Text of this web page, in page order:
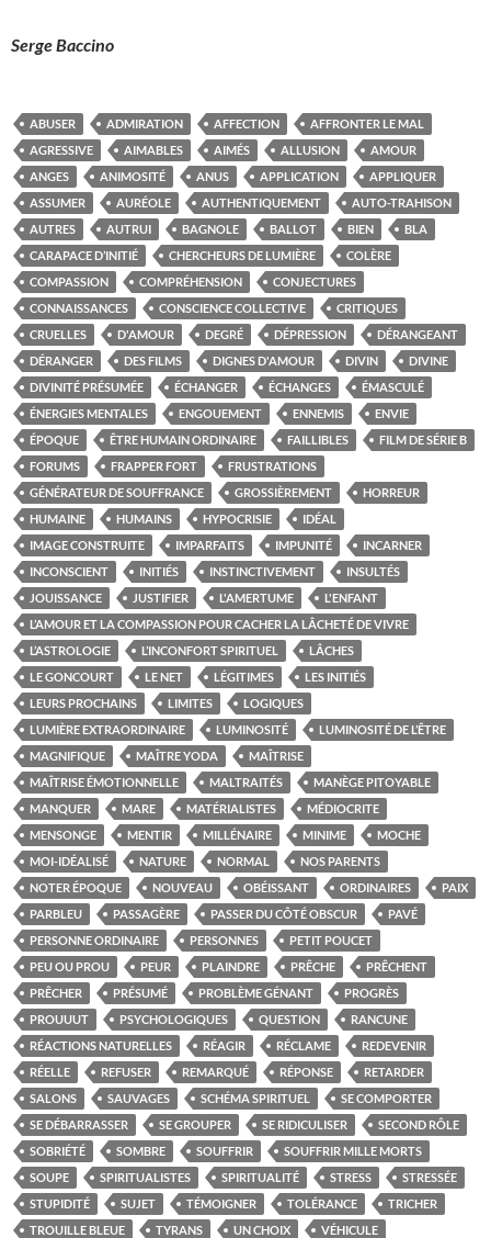
Serge Baccino
ABUSER ADMIRATION AFFECTION
AFFRONTER LE MAL
AGRESSIVE
AIMABLES AIMÉS ALLUSION
AMOUR
ANGES
ANIMOSITÉ ANUS APPLICATION
APPLIQUER
ASSUMER
AURÉOLE AUTHENTIQUEMENT
AUTO-TRAHISON
AUTRES
AUTRUI BAGNOLE BALLOT BIEN
BLA
CARAPACE D’INITIÉ
CHERCHEURS DE LUMIÈRE
COLÈRE
COMPASSION
COMPRÉHENSION
CONJECTURES
CONNAISSANCES
CONSCIENCE COLLECTIVE
CRITIQUES
CRUELLES
D'AMOUR DEGRÉ DÉPRESSION
DÉRANGEANT
DÉRANGER
DES FILMS DIGNES D'AMOUR DIVIN
DIVINE
DIVINITÉ PRÉSUMÉE
ÉCHANGER ÉCHANGES
ÉMASCULÉ
ÉNERGIES MENTALES
ENGOUEMENT ENNEMIS
ENVIE
ÉPOQUE
ÊTRE HUMAIN ORDINAIRE FAILLIBLES
FILM DE SÉRIE B
FORUMS
FRAPPER FORT
FRUSTRATIONS
GÉNÉRATEUR DE SOUFFRANCE
GROSSIÈREMENT
HORREUR
HUMAINE
HUMAINS HYPOCRISIE
IDÉAL
IMAGE CONSTRUITE
IMPARFAITS IMPUNITÉ
INCARNER
INCONSCIENT
INITIÉS INSTINCTIVEMENT
INSULTÉS
JOUISSANCE
JUSTIFIER L'AMERTUME
L'ENFANT
L’AMOUR ET LA COMPASSION POUR CACHER LA LÂCHETÉ DE VIVRE
L’ASTROLOGIE
L’INCONFORT SPIRITUEL
LÂCHES
LE GONCOURT
LE NET LÉGITIMES
LES INITIÉS
LEURS PROCHAINS
LIMITES
LOGIQUES
LUMIÈRE EXTRAORDINAIRE
LUMINOSITÉ
LUMINOSITÉ DE L’ÊTRE
MAGNIFIQUE
MAÎTRE YODA
MAÎTRISE
MAÎTRISE ÉMOTIONNELLE
MALTRAITÉS
MANÈGE PITOYABLE
MANQUER
MARE MATÉRIALISTES
MÉDIOCRITE
MENSONGE
MENTIR MILLÉNAIRE MINIME
MOCHE
MOI-IDÉALISÉ
NATURE NORMAL
NOS PARENTS
NOTER ÉPOQUE
NOUVEAU OBÉISSANT ORDINAIRES
PAIX
PARBLEU
PASSAGÈRE PASSER DU CÔTÉ OBSCUR
PAVÉ
PERSONNE ORDINAIRE
PERSONNES
PETIT POUCET
PEU OU PROU
PEUR PLAINDRE PRÊCHE
PRÊCHENT
PRÊCHER
PRÉSUMÉ PROBLÈME GÉNANT
PROGRÈS
PROUUUT
PSYCHOLOGIQUES QUESTION
RANCUNE
RÉACTIONS NATURELLES
RÉAGIR RÉCLAME
REDEVENIR
RÉELLE
REFUSER REMARQUÉ RÉPONSE
RETARDER
SALONS
SAUVAGES SCHÉMA SPIRITUEL
SE COMPORTER
SE DÉBARRASSER
SE GROUPER SE RIDICULISER
SECOND RÔLE
SOBRIÉTÉ
SOMBRE SOUFFRIR
SOUFFRIR MILLE MORTS
SOUPE
SPIRITUALISTES SPIRITUALITÉ STRESS
STRESSÉE
STUPIDITÉ
SUJET TÉMOIGNER TOLÉRANCE
TRICHER
TROUILLE BLEUE
TYRANS UN CHOIX
VÉHICULE